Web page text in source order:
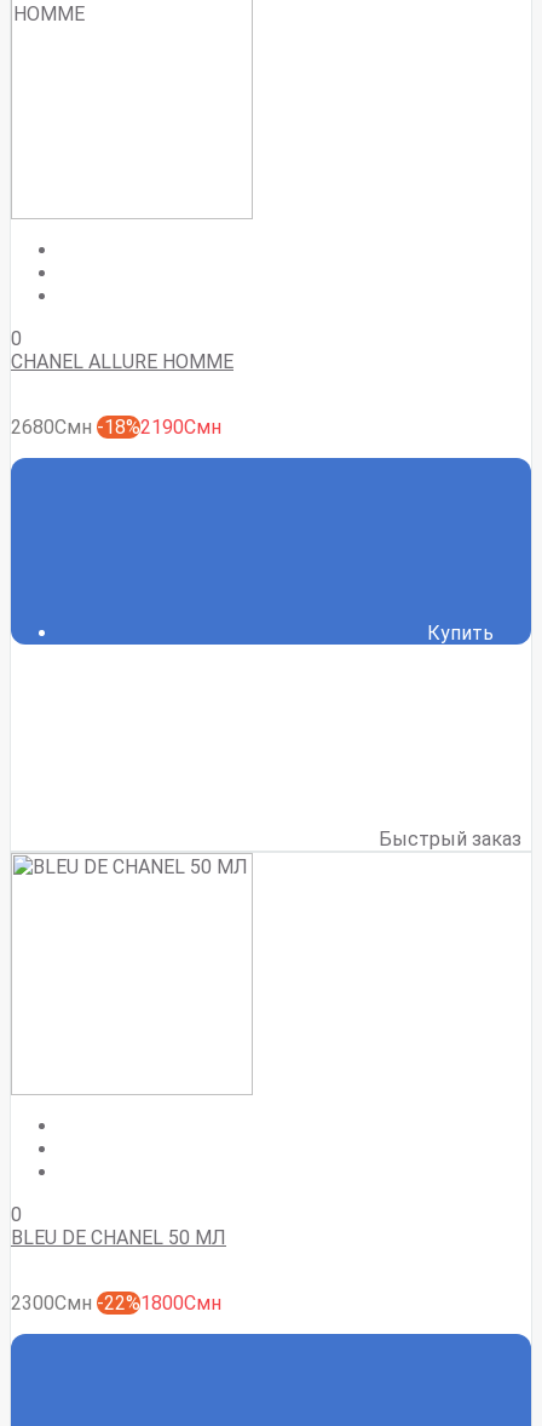
0
CHANEL ALLURE HOMME
2680Смн -18%2190Смн
Купить
Быстрый заказ
0
BLEU DE CHANEL 50 МЛ
2300Смн -22%1800Смн